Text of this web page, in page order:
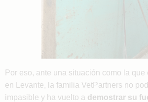
Por eso, ante una situación como la que
en Levante, la familia VetPartners no
impasible y ha vuelto a demostrar su